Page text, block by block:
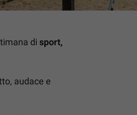
di sport,
audace e